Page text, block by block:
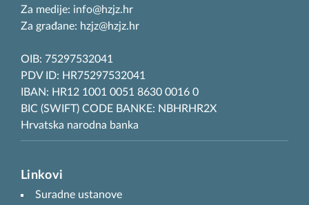
Za medije: info@hzjz.hr
Za građane: hzjz@hzjz.hr
OIB: 75297532041
PDV ID: HR75297532041
IBAN: HR12 1001 0051 8630 0016 0
BIC (SWIFT) CODE BANKE: NBHRHR2X
Hrvatska narodna banka
Linkovi
Suradne ustanove